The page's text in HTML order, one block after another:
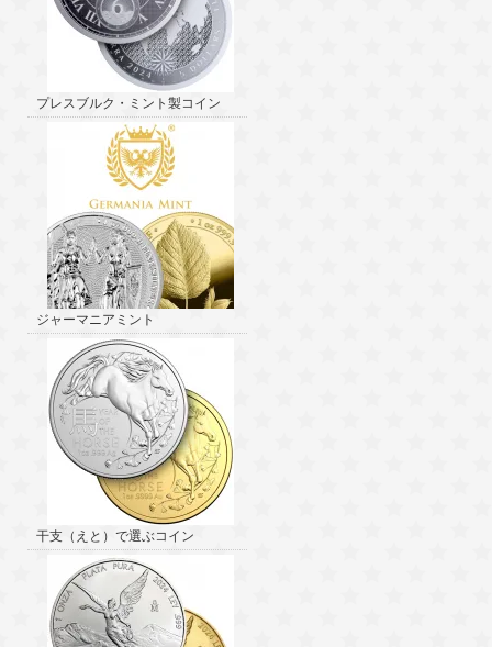
プレスブルク・ミント製コイン
ジャーマニアミント
干支（えと）で選ぶコイン